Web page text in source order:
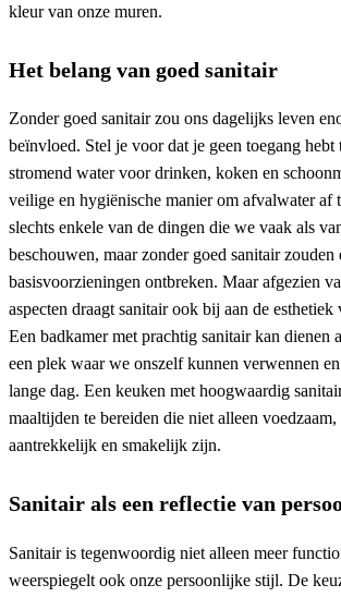
kleur van onze muren.
Het belang van goed sanitair
Zonder goed sanitair zou ons dagelijks leven
beïnvloed. Stel je voor dat je geen toegang hebt
stromend water voor drinken, koken en
veilige en hygiënische manier om afvalwater af
slechts enkele van de dingen die we vaak als
beschouwen, maar zonder goed sanitair zouden
basisvoorzieningen ontbreken. Maar afgezien
aspecten draagt sanitair ook bij aan de esthetiek
Een badkamer met prachtig sanitair kan dienen
een plek waar we onszelf kunnen verwennen
lange dag. Een keuken met hoogwaardig
maaltijden te bereiden die niet alleen
aantrekkelijk en smakelijk zijn.
Sanitair als een reflectie van
Sanitair is tegenwoordig niet alleen meer
weerspiegelt ook onze persoonlijke stijl. De